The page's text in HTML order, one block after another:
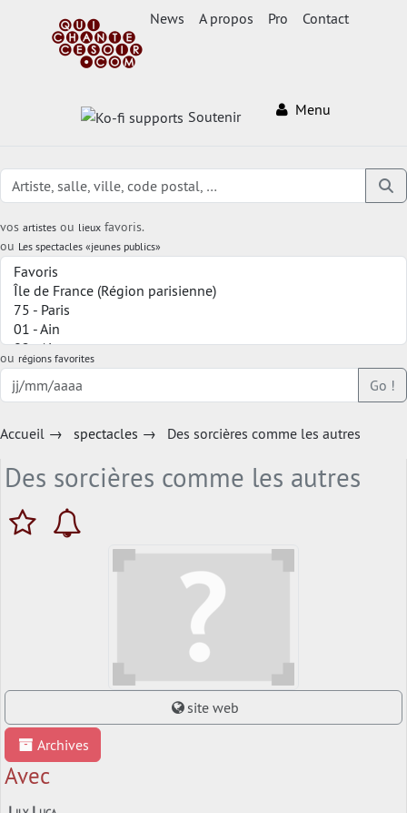
News A propos Pro Contact
Soutenir Menu
vos artistes ou lieux favoris.
ou Les spectacles «jeunes publics»
ou régions favorites
Go !
Accueil → spectacles → Des sorcières comme les autres
Des sorcières comme les autres
site web
Archives
Avec